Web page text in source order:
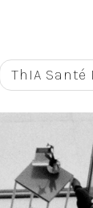
ThIA Santé